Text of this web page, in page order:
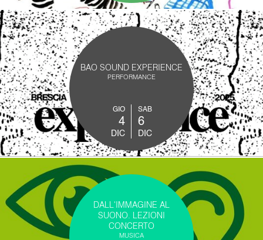
BAO SOUND EXPERIENCE
PERFORMANCE
GIO
4
DIC
SAB
6
DIC
DALL'IMMAGINE AL
SUONO. LEZIONI
CONCERTO
MUSICA